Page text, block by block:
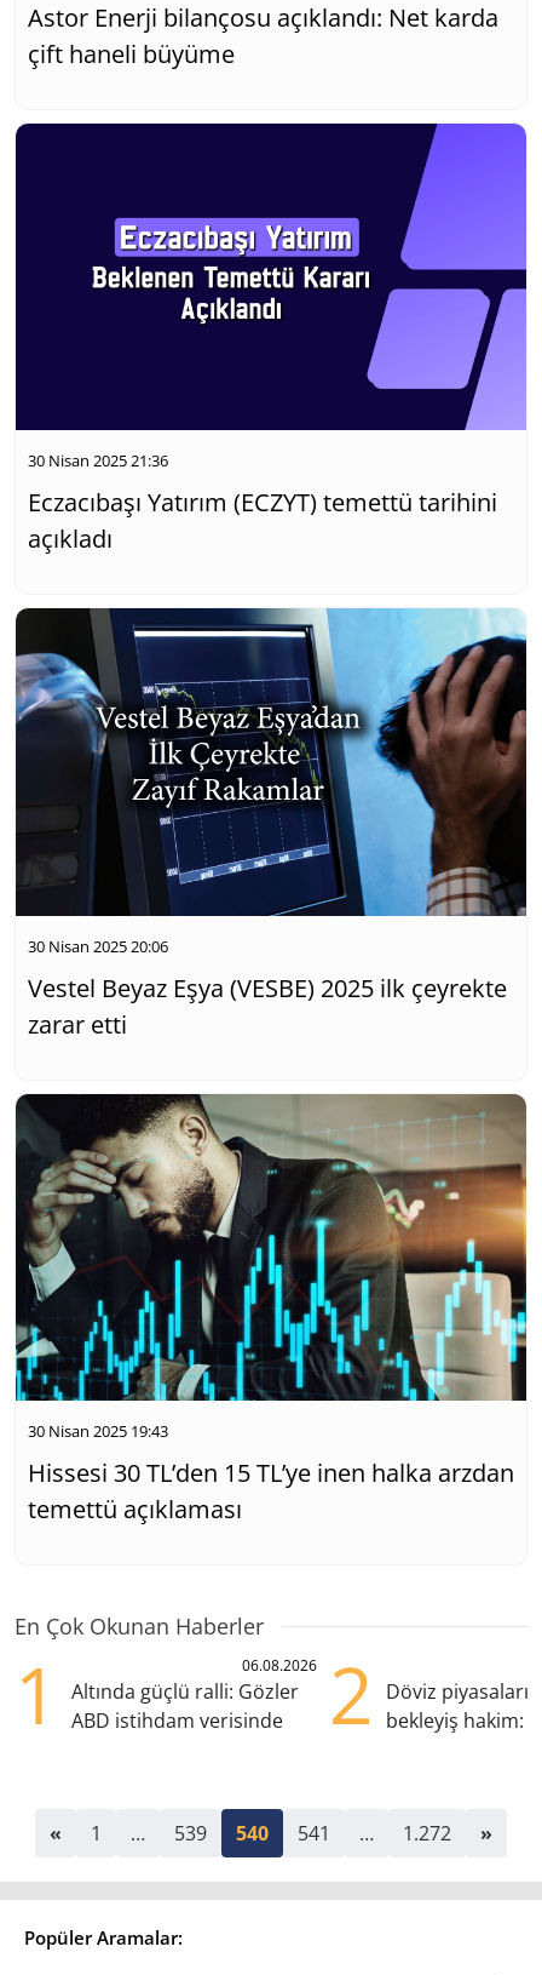
Astor Enerji bilançosu açıklandı: Net karda
çift haneli büyüme
30 Nisan 2025 21:36
Eczacıbaşı Yatırım (ECZYT) temettü tarihini
açıkladı
30 Nisan 2025 20:06
Vestel Beyaz Eşya (VESBE) 2025 ilk çeyrekte
zarar etti
30 Nisan 2025 19:43
Hissesi 30 TL’den 15 TL’ye inen halka arzdan
temettü açıklaması
En Çok Okunan Haberler
1 06.08.2026
Altında güçlü ralli: Gözler
ABD istihdam verisinde
2
Döviz
bekleyiş hakim:
« 1 … 539 540 541 … 1.272 »
Popüler Aramalar: